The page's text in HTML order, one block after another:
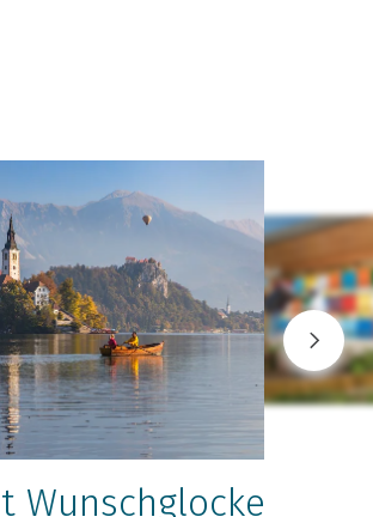
Wunschglocke